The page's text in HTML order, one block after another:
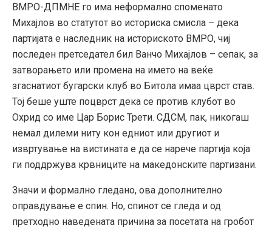
ВМРО-ДПМНЕ го има неформално споменато
Михајлов во статутот во историска смисла – дека
партијата е наследник на историското ВМРО, чиј
последен претседател бил Ванчо Михајлов – сепак, за
затворањето или промена на името на веќе
згаснатиот бугарски клуб во Битола имаа цврст став.
Тој беше уште поцврст дека се против клубот во
Охрид со име Цар Борис Трети. СДСМ, пак, никогаш
немал дилеми ниту кон едниот или другиот и
извртување на вистината е да се нарече партија која
ги поддржува крвниците на македонските партизани.
Значи и формално гледано, ова дополнително
оправдување е спин. Но, спинот се гледа и од
претходно наведената причина за посетата на гробот